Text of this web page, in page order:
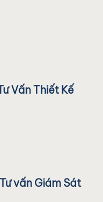
Vấn Thiết Kế
Tư vấn Giám Sát